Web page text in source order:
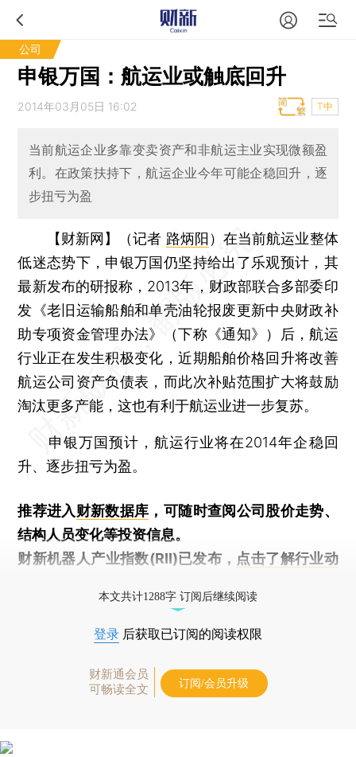
公司
申银万国：航运业或触底回升
2014年03月05日 16:02 T中
当前航运企业多靠变卖资产和非航运主业实现微额盈
利。在政策扶持下，航运企业今年可能企稳回升，逐
步扭亏为盈
【财新网】（记者 路炳阳 ） 在当前航运业整体
低迷态势下，申银万国仍坚持给出了乐观预计，其
最新发布的研报称，2013年，财政部联合多部委印
发《老旧运输船舶和单壳油轮报废更新中央财政补
助专项资金管理办法》（下称《通知》）后，航运
行业正在发生积极变化，近期船舶价格回升将改善
航运公司资产负债表，而此次补贴范围扩大将鼓励
淘汰更多产能，这也有利于航运业进一步复苏。
申银万国预计，航运行业将在2014年企稳回
升、逐步扭亏为盈。
推荐进入财新数据库 ，可随时查阅公司股价走势、
结构人员变化等投资信息。
财新机器人产业指数(RII)已发布， 点击了解行业动
本文共计1288字 订阅后继续阅读
登录 后获取已订阅的阅读权限
财新通会员
可畅读全文
订阅/会员升级